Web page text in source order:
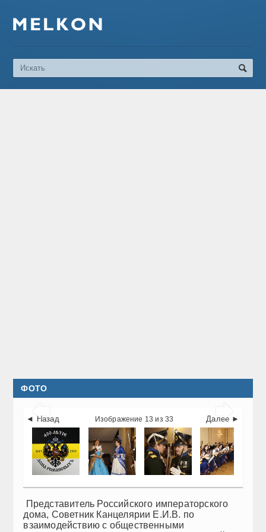
ФОТО
 
◄ Назад Далее ►
Изображение 13 из 33
Представитель Российского императорского
дома, Советник Канцелярии Е.И.В. по
взаимодействию с общественными